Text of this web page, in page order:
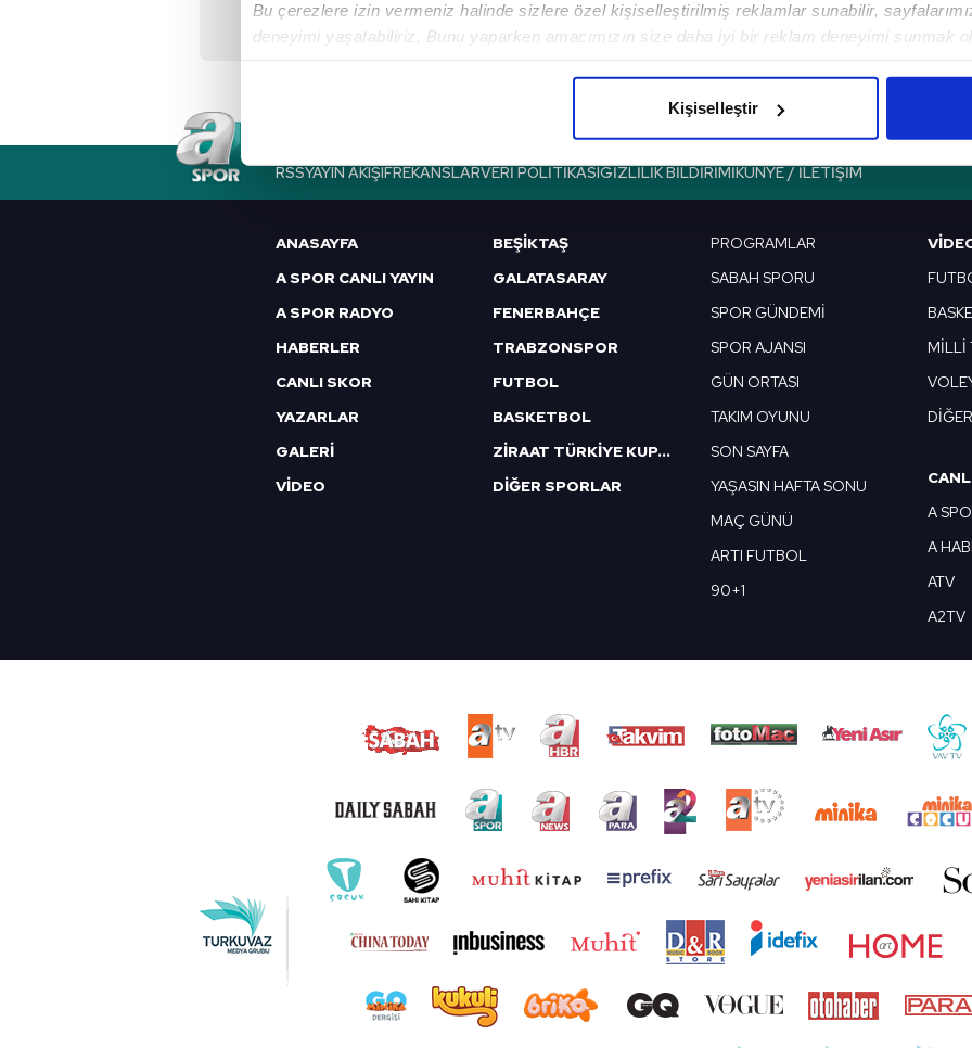
Bu çerezlere izin vermeniz halinde sizlere özel kişiselleştirilmiş reklamlar sunabilir,
deneyimi yaşatabiliriz. Bunu yaparken amacımızın size daha iyi bir reklam deneyimi sunmak
Her halükârda, kullanıcılar, bu çerezlere izin vermedikleri takdirde, kullanıcılara hedefli
amacıyla kullanılmaktadır. Diğer çerezler, sitemizin daha işlevsel kılınması ve
reklam/pazarlama faaliyetlerinin yapılması, amaçlarıyla sınırlı olarak açık rızanız dahilinde
Çerezlere ilişkin tercihlerinizi aşağıda yer alan panel vasıtasıyla belirleyebilirsiniz. Çerezlere
butonuna tıklayabilir,
Çerez Bilgilendirme Metnimizi ziyaret edebilirsiniz.
6698 sayılı Kişisel Verilerin Korunması Kanunu uyarınca hazırlanmış Aydınlatma Metnimizi
mevzuata uygun olarak kullanılan çerezlerle ilgili bilgi almak için lütfentıklayınız
Kişiselleştir
talimatıyla
bestelendi: Siz
cephesinin
açıklamaları komik!"
RSSYAYIN AKIŞIFREKANSLARVERI POLITIKASIGIZLILIK BILDIRIMIKÜNYE / İLETIŞIM
ANASAYFA
A SPOR CANLI YAYIN
A SPOR RADYO
HABERLER
CANLI SKOR
YAZARLAR
GALERİ
VİDEO
BEŞİKTAŞ
GALATASARAY
FENERBAHÇE
TRABZONSPOR
FUTBOL
BASKETBOL
ZİRAAT TÜRKİYE KUPASI
DİĞER SPORLAR
PROGRAMLAR
SABAH SPORU
SPOR GÜNDEMİ
SPOR AJANSI
GÜN ORTASI
TAKIM OYUNU
SON SAYFA
YAŞASIN HAFTA SONU
MAÇ GÜNÜ
ARTI FUTBOL
90+1
MİLLİ
DİĞER
A
A
ATV
A2TV